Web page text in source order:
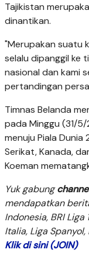
Tajikistan
dinantikan.
"Merupakan suatu
selalu dipanggil ke
nasional dan kami
pertandingan
Timnas Belanda
pada Minggu (31/
menuju Piala
Serikat, Kanada,
Koeman
Yuk gabung
mendapatkan
Indonesia, BRI Liga
Italia, Liga
Klik di sini (JOIN)